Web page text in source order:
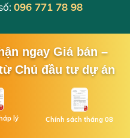
096 771 78 98
ngay Giá bán –
Chủ đầu tư dự án
lý Chính sách tháng 08